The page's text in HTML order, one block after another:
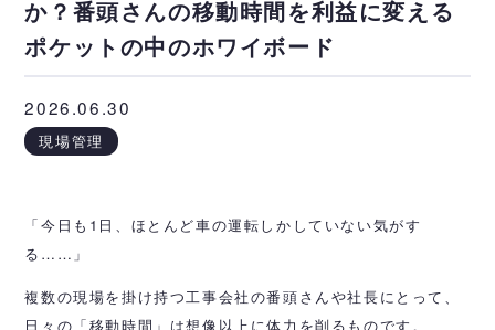
か？番頭さんの移動時間を利益に変える
ポケットの中のホワイボード
2026.06.30
現場管理
「今日も1日、ほとんど車の運転しかしていない気がす
る……」
複数の現場を掛け持つ工事会社の番頭さんや社長にとって、
日々の「移動時間」は想像以上に体力を削るものです。